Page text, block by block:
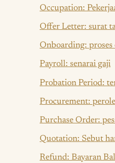
Occupation:
Offer Letter: surat
Onboarding: proses
Payroll: senarai gaji
Probation Period:
Procurement:
Purchase Order:
Quotation: Sebut
Refund: Bayaran